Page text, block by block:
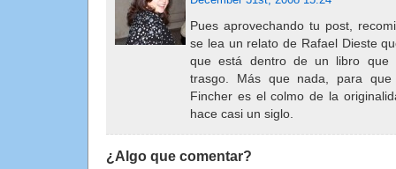
Pues aprovechando tu post,
se lea un relato de Rafael Dieste
que está dentro de un libro que
trasgo. Más que nada, para
Fincher es el colmo de la
hace casi un siglo.
¿Algo que comentar?